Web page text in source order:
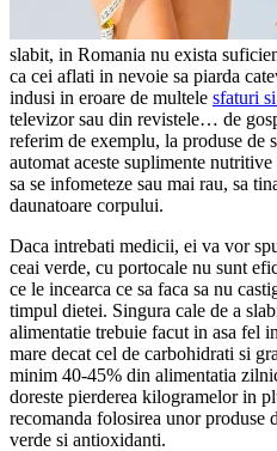
slabit, in Romania nu exista
ca cei aflati in nevoie sa piarda
indusi in eroare de multele sfaturi
televizor sau din revistele… de
referim de exemplu, la produse de
automat aceste suplimente
sa se infometeze sau mai rau, sa
daunatoare corpului.
Daca intrebati medicii, ei va vor
ceai verde, cu portocale nu sunt
ce le incearca ce sa faca sa nu
timpul dietei. Singura cale de a
alimentatie trebuie facut in asa fel
mare decat cel de carbohidrati si
minim 40-45% din alimentatia
doreste pierderea kilogramelor in
recomanda folosirea unor produse
verde si antioxidanti.